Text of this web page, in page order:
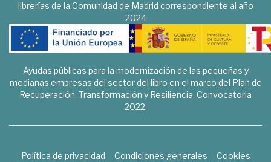
librerías de la Comunidad de Madrid correspondiente al año
2024
Ayudas públicas para la modernización de las pequeñas y
medianas empresas del sector del libro en el marco del Plan de
Recuperación, Transformación y Resiliencia. Convocatoria
2022.
Política de privacidad Condiciones generales
Cookies